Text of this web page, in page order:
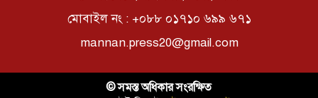
সময় –মুক্তা পারভীন
কক্সবাজার ইনানী বিচে ‘কুমিল্লা কবি
মোবাইল নং : +০৮৮ ০১৭১০ ৬৯৯ ৬৭১
mannan.press20@gmail.com
© সমস্ত অধিকার সংরক্ষিত